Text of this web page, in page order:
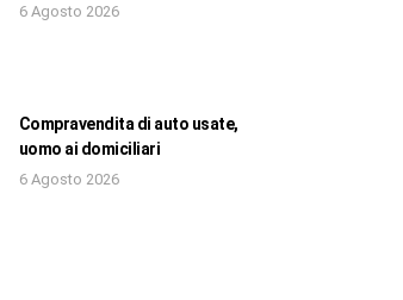
6 Agosto 2026
Compravendita di auto usate,
uomo ai domiciliari
6 Agosto 2026